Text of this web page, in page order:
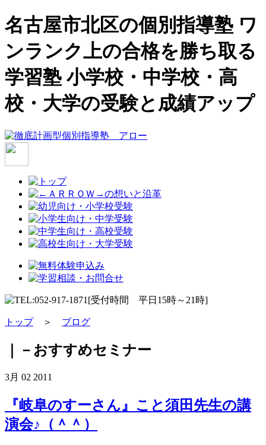
名古屋市北区の個別指導塾 ワ
ンランク上の合格を勝ち取る
学習塾 小学校・中学校・高
校・大学の受験と成績アップ
トップ＞ ブログ
｜－おすすめセミナー
3月 02 2011
『岐阜のすーさん』こと須田先生の講
演会♪（＾＾）